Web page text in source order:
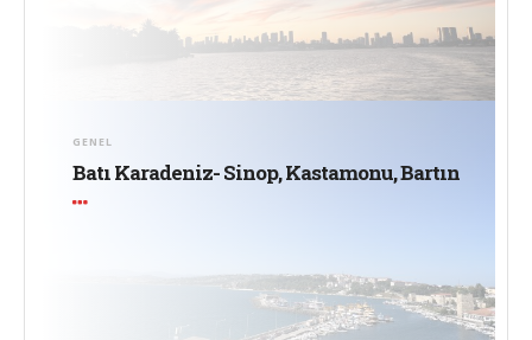
GENEL
Batı Karadeniz- Sinop, Kastamonu, Bartın